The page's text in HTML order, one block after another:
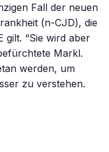
Fall der neuen
(n-CJD), die
gilt. “Sie wird aber
Markl.
werden, um
zu verstehen.